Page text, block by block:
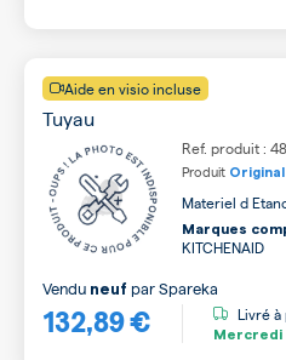
Aide en visio incluse
Tuyau
Ref. produit :
Produit Original
Materiel d
Marques
KITCHENAID
132,89 €
Vendu neuf parSpareka
Livré à
Mercredi